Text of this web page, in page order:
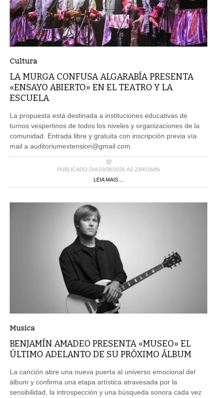
Cultura
LA MURGA CONFUSA ALGARABÍA PRESENTA
«ENSAYO ABIERTO» EN EL TEATRO Y LA
ESCUELA
La propuesta está destinada a instituciones educativas de
turnos vespertinos de todos los niveles y organizaciones de la
comunidad. Entrada libre y gratuita con inscripción previa vía
mail a auditoriumextension@gmail.com.
PUBLICADO DIA 03/08/2026 ÀS 23H01MIN
LEIA MAIS ...
Musica
BENJAMÍN AMADEO PRESENTA «MUSEO» EL
ÚLTIMO ADELANTO DE SU PRÓXIMO ÁLBUM
La canción abre una nueva puerta al universo emocional del
álbum y confirma una etapa artística atravesada por la
sensibilidad, la introspección y una búsqueda sonora cada vez